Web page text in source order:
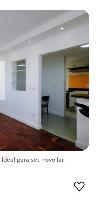
para seu novo lar.